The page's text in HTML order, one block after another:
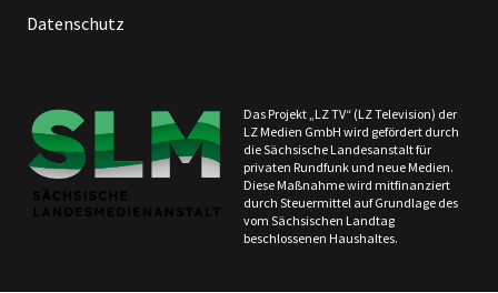
Datenschutz
Das Projekt „LZ TV“ (LZ Television) der
LZ Medien GmbH wird gefördert durch
die Sächsische Landesanstalt für
privaten Rundfunk und neue Medien.
Diese Maßnahme wird mitfinanziert
durch Steuermittel auf Grundlage des
vom Sächsischen Landtag
beschlossenen Haushaltes.